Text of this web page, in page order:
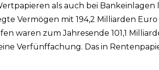
als auch bei Bankeinlagen
Vermögen mit 194,2 Milliarden
waren zum Jahresende 101,1
Verfünffachung. Das in